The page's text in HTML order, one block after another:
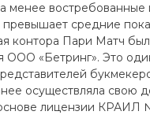
менее востребованные
средние
контора Пари Матч
ООО «Бетринг». Это
осуществляла свою
лицензии